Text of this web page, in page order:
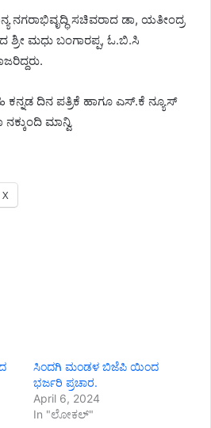
ಸಚಿವರಾದ ಡಾ, ಯತೀಂದ್ರ
ಮಧು ಬಂಗಾರಪ್ಪ, ಓ.ಬಿ.ಸಿ
ಕನ್ನಡ ದಿನ ಪತ್ರಿಕೆ ಹಾಗೂ ಎಸ್.ಕೆ ನ್ಯೂಸ್
ಮಾನ್ವಿ
X
ಸಿಂದಗಿ ಮಂಡಳ ಬಿಜೆಪಿ ಯಿಂದ
ಭರ್ಜರಿ ಪ್ರಚಾರ.
April 6, 2024
In "ಲೋಕಲ್"